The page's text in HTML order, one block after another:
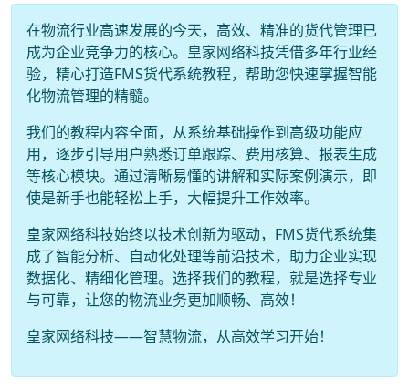
在物流行业高速发展的今天，高效、精准的货代管理已
成为企业竞争力的核心。皇家网络科技凭借多年行业经
验，精心打造FMS货代系统教程，帮助您快速掌握智能
化物流管理的精髓。
我们的教程内容全面，从系统基础操作到高级功能应
用，逐步引导用户熟悉订单跟踪、费用核算、报表生成
等核心模块。通过清晰易懂的讲解和实际案例演示，即
使是新手也能轻松上手，大幅提升工作效率。
皇家网络科技始终以技术创新为驱动，FMS货代系统集
成了智能分析、自动化处理等前沿技术，助力企业实现
数据化、精细化管理。选择我们的教程，就是选择专业
与可靠，让您的物流业务更加顺畅、高效！
皇家网络科技——智慧物流，从高效学习开始！